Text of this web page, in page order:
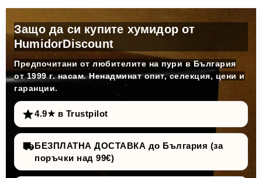
Защо да си купите хумидор от
HumidorDiscount
Предпочитани от любителите на пури в България
от 1999 г. насам. Ненадминат опит, селекция, цени и
гаранции.
4.9★ в Trustpilot
БЕЗПЛАТНА ДОСТАВКА до България (за
поръчки над 99€)